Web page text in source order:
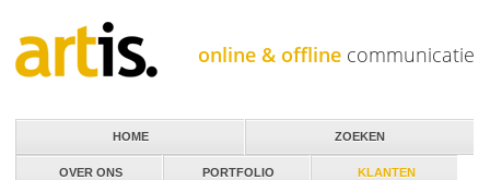
online & offline communicatie
HOME
OVER ONS PORTFOLIO KLANTEN
ZOEKEN